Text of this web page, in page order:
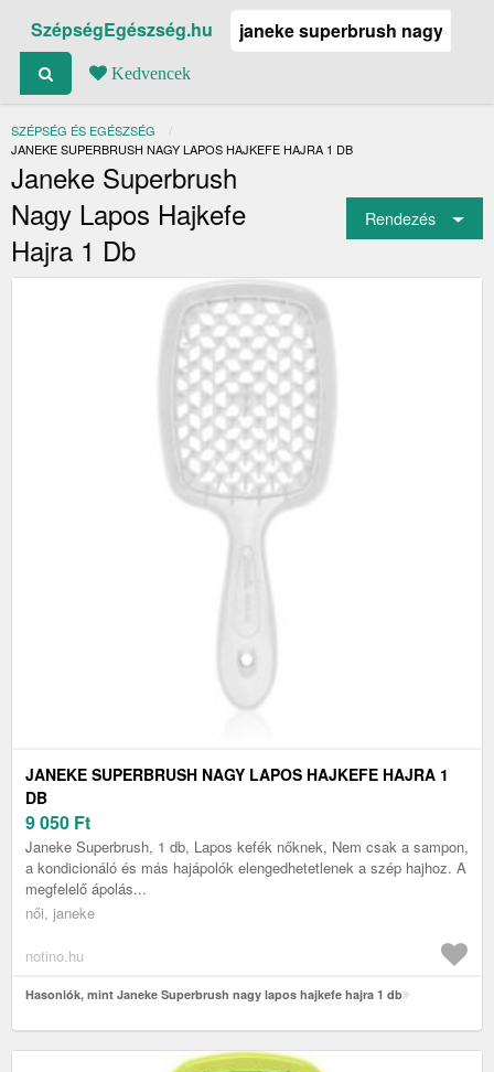
SzépségEgészség.hu
Kedvencek
SZÉPSÉG ÉS EGÉSZSÉG
JELENLEGI:
JANEKE SUPERBRUSH NAGY LAPOS HAJKEFE HAJRA 1 DB
Janeke Superbrush
Nagy Lapos Hajkefe
Hajra 1 Db
Rendezés
JANEKE SUPERBRUSH NAGY LAPOS HAJKEFE HAJRA 1
DB
9 050 Ft
Janeke Superbrush, 1 db, Lapos kefék nőknek, Nem csak a sampon,
a kondicionáló és más hajápolók elengedhetetlenek a szép hajhoz. A
megfelelő ápolás...
női, janeke
notino.hu
Hasonlók, mint Janeke Superbrush nagy lapos hajkefe hajra 1 db